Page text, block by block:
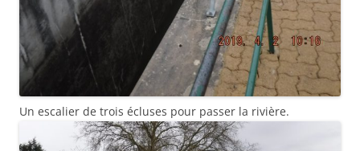
Un escalier de trois écluses pour passer la rivière.